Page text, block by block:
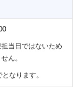
当日ではないため
ん。
なります。